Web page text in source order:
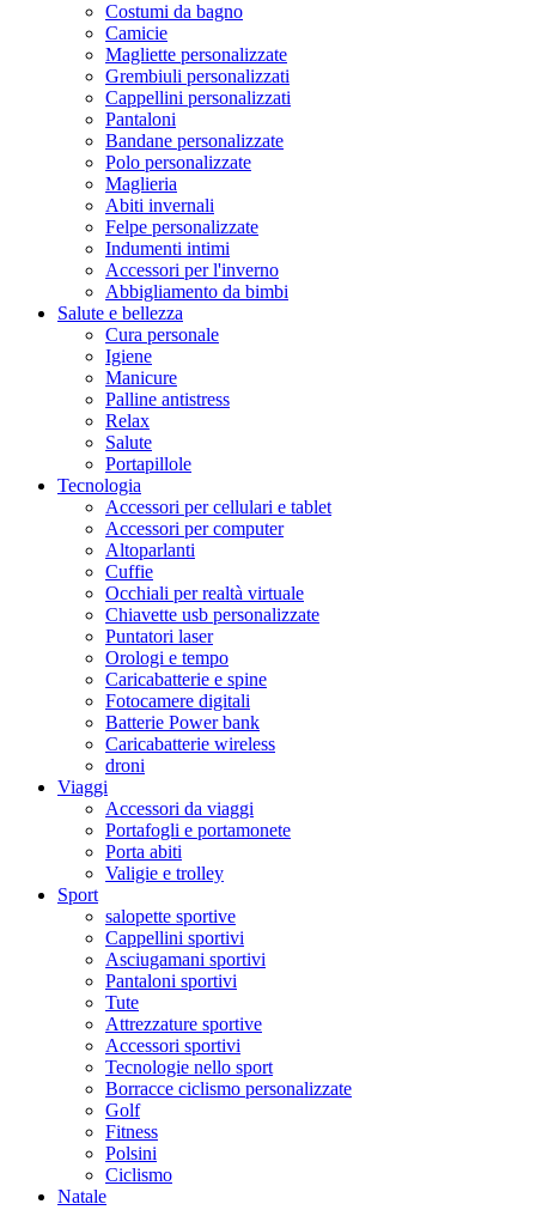
Costumi da bagno
Camicie
Magliette personalizzate
Grembiuli personalizzati
Cappellini personalizzati
Pantaloni
Bandane personalizzate
Polo personalizzate
Maglieria
Abiti invernali
Felpe personalizzate
Indumenti intimi
Accessori per l'inverno
Abbigliamento da bimbi
Salute e bellezza
Cura personale
Igiene
Manicure
Palline antistress
Relax
Salute
Portapillole
Tecnologia
Accessori per cellulari e tablet
Accessori per computer
Altoparlanti
Cuffie
Occhiali per realtà virtuale
Chiavette usb personalizzate
Puntatori laser
Orologi e tempo
Caricabatterie e spine
Fotocamere digitali
Batterie Power bank
Caricabatterie wireless
droni
Viaggi
Accessori da viaggi
Portafogli e portamonete
Porta abiti
Valigie e trolley
Sport
salopette sportive
Cappellini sportivi
Asciugamani sportivi
Pantaloni sportivi
Tute
Attrezzature sportive
Accessori sportivi
Tecnologie nello sport
Borracce ciclismo personalizzate
Golf
Fitness
Polsini
Ciclismo
Natale